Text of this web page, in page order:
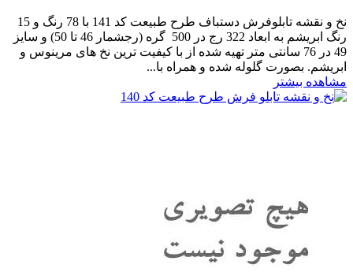
نخ و نقشه تابلوفرش دستباف طرح طبیعت کد 141 با 78 رنگ و 15
رنگ ابریشم به ابعاد 322 رج در 500 گره (رجشمار 46 تا 50) و سایز
49 در 76 سانتی متر تهیه شده از با کیفیت ترین نخ های مرینوس و
ابریشم. بصورت گلوله شده و همراه با...
مشاهده بیشتر